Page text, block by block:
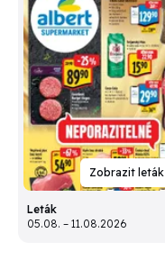
Zobrazit leták
Leták
05.08. – 11.08.2026